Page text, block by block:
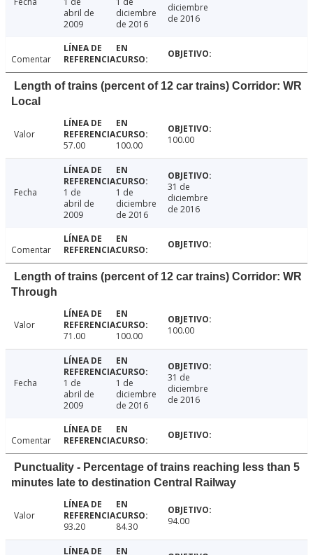
abril de
2009
diciembre
de 2016
diciembre
de 2016
Comentar
Length of trains (percent of 12 car trains) Corridor: WR
Local
Valor
57.00
100.00 100.00
Fecha
1 de
abril de
2009
1 de
diciembre
de 2016
31 de
diciembre
de 2016
Comentar
Length of trains (percent of 12 car trains) Corridor: WR
Through
Valor
71.00
100.00 100.00
Fecha
1 de
abril de
2009
1 de
diciembre
de 2016
31 de
diciembre
de 2016
Comentar
Punctuality - Percentage of trains reaching less than 5
minutes late to destination Central Railway
Valor
93.20
84.30 94.00